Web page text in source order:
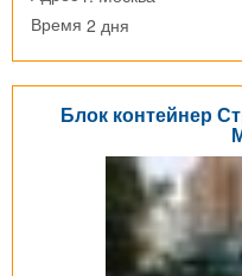
Время 2 дня
Блок контейнер